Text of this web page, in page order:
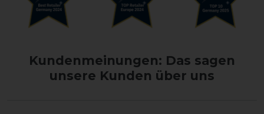
Kundenmeinungen: Das sagen
unsere Kunden über uns